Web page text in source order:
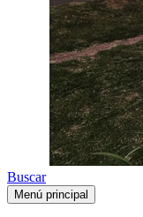
Buscar
Menú principal